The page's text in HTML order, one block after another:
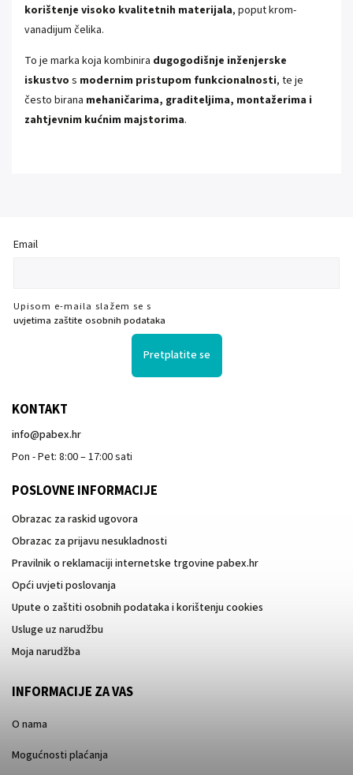
korištenje visoko kvalitetnih materijala, poput krom-
vanadijum čelika.
To je marka koja kombinira dugogodišnje inženjerske
iskustvo s modernim pristupom funkcionalnosti, te je
često birana mehaničarima, graditeljima, montažerima i
zahtjevnim kućnim majstorima.
Email
Upisom e-maila slažem se s
uvjetima zaštite osobnih podataka
Pretplatite se
KONTAKT
info@pabex.hr
Pon - Pet: 8:00 – 17:00 sati
POSLOVNE INFORMACIJE
Obrazac za raskid ugovora
Obrazac za prijavu nesukladnosti
Pravilnik o reklamaciji internetske trgovine pabex.hr
Opći uvjeti poslovanja
Upute o zaštiti osobnih podataka i korištenju cookies
Usluge uz narudžbu
Moja narudžba
INFORMACIJE ZA VAS
O nama
Mogućnosti plaćanja